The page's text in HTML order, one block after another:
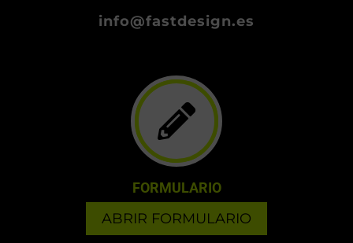
info@fastdesign.es
FORMULARIO
ABRIR FORMULARIO